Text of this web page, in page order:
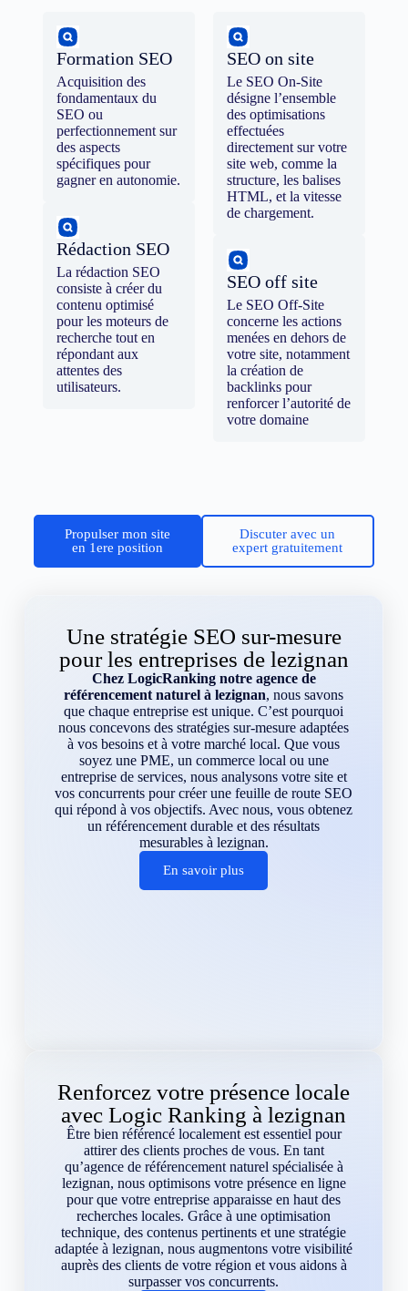
Formation SEO
Acquisition des
fondamentaux du
SEO ou
perfectionnement sur
des aspects
spécifiques pour
gagner en autonomie.
Rédaction SEO
La rédaction SEO
consiste à créer du
contenu optimisé
pour les moteurs de
recherche tout en
répondant aux
attentes des
utilisateurs.
SEO on site
Le SEO On-Site
désigne l’ensemble
des optimisations
effectuées
directement sur votre
site web, comme la
structure, les balises
HTML, et la vitesse
de chargement.
SEO off site
Le SEO Off-Site
concerne les actions
menées en dehors de
votre site, notamment
la création de
backlinks pour
renforcer l’autorité de
votre domaine
Propulser mon site
en 1ere position
Discuter avec un
expert gratuitement
Une stratégie SEO sur-mesure
pour les entreprises de lezignan
Chez LogicRanking notre agence de
référencement naturel à lezignan, nous savons
que chaque entreprise est unique. C’est pourquoi
nous concevons des stratégies sur-mesure adaptées
à vos besoins et à votre marché local. Que vous
soyez une PME, un commerce local ou une
entreprise de services, nous analysons votre site et
vos concurrents pour créer une feuille de route SEO
qui répond à vos objectifs. Avec nous, vous obtenez
un référencement durable et des résultats
mesurables à lezignan.
En savoir plus
Renforcez votre présence locale
avec Logic Ranking à lezignan
Être bien référencé localement est essentiel pour
attirer des clients proches de vous. En tant
qu’agence de référencement naturel spécialisée à
lezignan, nous optimisons votre présence en ligne
pour que votre entreprise apparaisse en haut des
recherches locales. Grâce à une optimisation
technique, des contenus pertinents et une stratégie
adaptée à lezignan, nous augmentons votre visibilité
auprès des clients de votre région et vous aidons à
surpasser vos concurrents.